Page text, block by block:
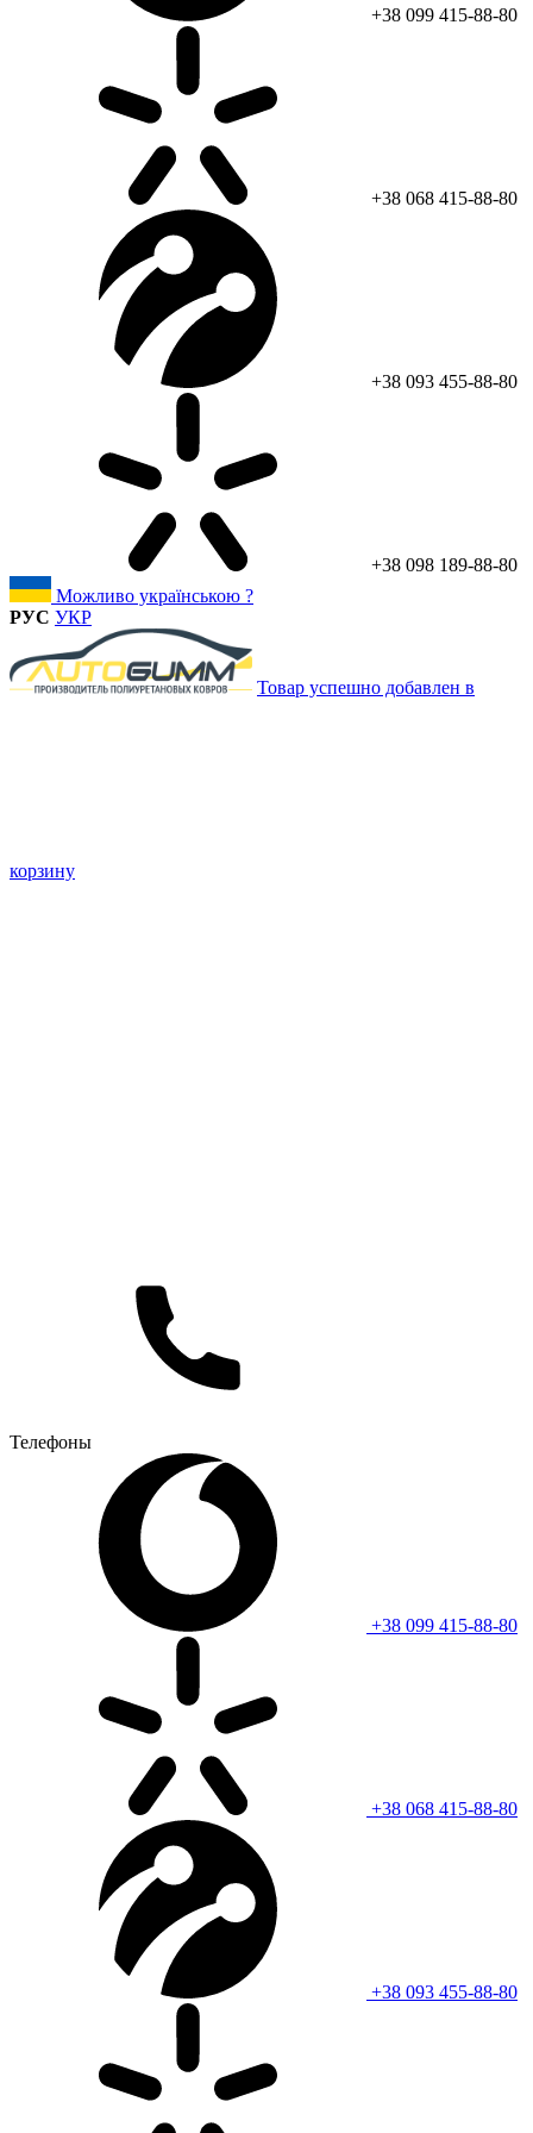
+38 099 415-88-80
+38 068 415-88-80
+38 093 455-88-80
+38 098 189-88-80
Можливо українською ?
РУС УКР
Товар успешно добавлен в
корзину
Телефоны
+38 099 415-88-80
+38 068 415-88-80
+38 093 455-88-80